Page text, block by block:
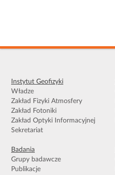
Instytut Geofizyki
Władze
Zakład Fizyki Atmosfery
Zakład Fotoniki
Zakład Optyki Informacyjnej
Sekretariat
Badania
Grupy badawcze
Publikacje